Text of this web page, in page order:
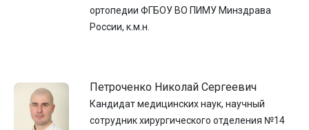
ортопедии ФГБОУ ВО ПИМУ Минздрава
России, к.м.н.
Петроченко Николай Сергеевич
Кандидат медицинских наук, научный
сотрудник хирургического отделения №14